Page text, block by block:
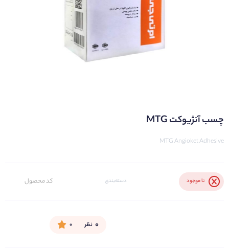
چسب آنژیوکت MTG
MTG Angioket Adhesive
نا موجود دسته‌بندی کد محصول
۰ نظر ۰